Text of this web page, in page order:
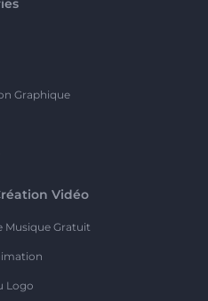
Graphique
Vidéo
Musique Gratuit
Logo